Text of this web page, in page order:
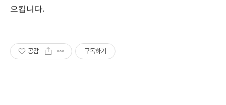
으킵니다.
공감 구독하기